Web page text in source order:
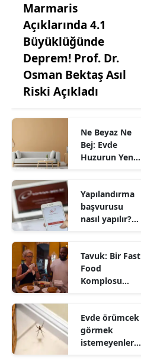
Marmaris
Açıklarında 4.1
Büyüklüğünde
Deprem! Prof. Dr.
Osman Bektaş Asıl
Riski Açıkladı
Ne Beyaz Ne
Bej: Evde
Huzurun Yeni
Yapılandırma
başvurusu
nasıl yapılır?
Dairesi
seçenekleri
Tavuk: Bir Fast
Food
Komplosu
Konusu, Mo
Gilligan'ın 28
günlük deneyi
Evde örümcek
görmek
istemeyenler